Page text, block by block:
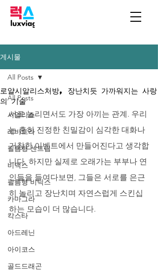
게시물
All Posts
시알리스
레비트라
필름형 센트립
비맥스
필름형 비닉스
카마그라
칵스타
아드레닌
아이코스
골드드래곤
All Posts
로얄시알리스처방, 장난치듯 가까워지는 사랑
의 기술
서로 놀리면서도 가장 아끼는 관계. 우리
는 흔히 진정한 친밀감이 심각한 대화나
거창한 이벤트에서 만들어진다고 생각합
니다. 하지만 실제로 오래가는 부부나 연
인들을 들여다보면, 그들은 서로를 은근
히 놀리고 장난치며 자연스럽게 스킨십
하는 모습이 더 많습니다.